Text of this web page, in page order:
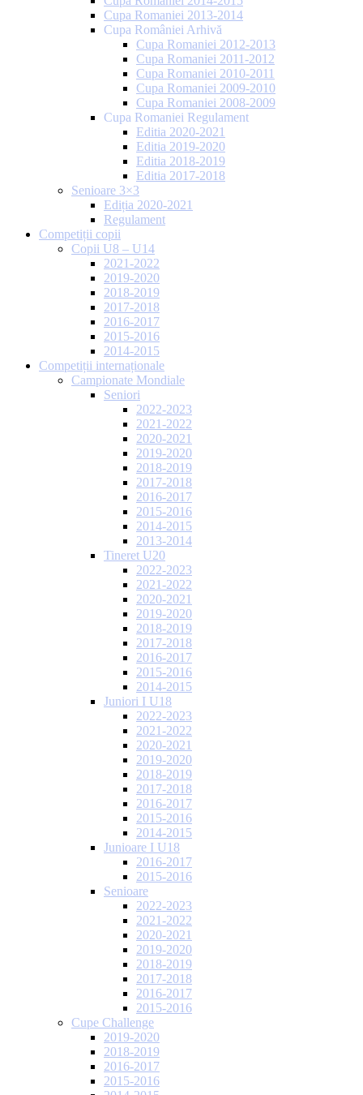
Cupa Romaniei 2013-2014
Cupa României Arhivă
Cupa Romaniei 2012-2013
Cupa Romaniei 2011-2012
Cupa Romaniei 2010-2011
Cupa Romaniei 2009-2010
Cupa Romaniei 2008-2009
Cupa Romaniei Regulament
Editia 2020-2021
Editia 2019-2020
Editia 2018-2019
Editia 2017-2018
Senioare 3×3
Ediția 2020-2021
Regulament
Competiții copii
Copii U8 – U14
2021-2022
2019-2020
2018-2019
2017-2018
2016-2017
2015-2016
2014-2015
Competiții internaționale
Campionate Mondiale
Seniori
2022-2023
2021-2022
2020-2021
2019-2020
2018-2019
2017-2018
2016-2017
2015-2016
2014-2015
2013-2014
Tineret U20
2022-2023
2021-2022
2020-2021
2019-2020
2018-2019
2017-2018
2016-2017
2015-2016
2014-2015
Juniori I U18
2022-2023
2021-2022
2020-2021
2019-2020
2018-2019
2017-2018
2016-2017
2015-2016
2014-2015
Junioare I U18
2016-2017
2015-2016
Senioare
2022-2023
2021-2022
2020-2021
2019-2020
2018-2019
2017-2018
2016-2017
2015-2016
Cupe Challenge
2019-2020
2018-2019
2016-2017
2015-2016